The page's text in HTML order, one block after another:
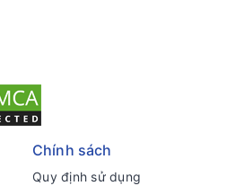
Chính sách
Quy định sử dụng